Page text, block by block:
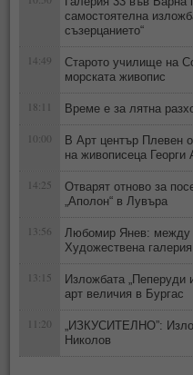
самостоятелна
съзерцанието“
14:49
Старото училище на
морската живопис
18:11 Време е за лятна
10:00
В Арт център Плевен
на живописеца Георги
14:25
Отварят отново за
„Аполон“ в Лувъра
13:56
Любомир Янев: между
Художествена
13:15
Изложбата „Пеперуди
арт величия в Бургас
11:20
„ИЗКУСИТЕЛНО”:
Николов